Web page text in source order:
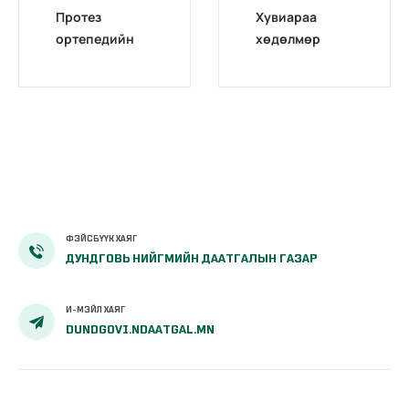
Протез
ортепедийн
Хувиараа
хөдөлмөр
ФЭЙСБҮҮК ХАЯГ
ДУНДГОВЬ НИЙГМИЙН ДААТГАЛЫН ГАЗАР
И-МЭЙЛ ХАЯГ
DUNDGOVI.NDAATGAL.MN